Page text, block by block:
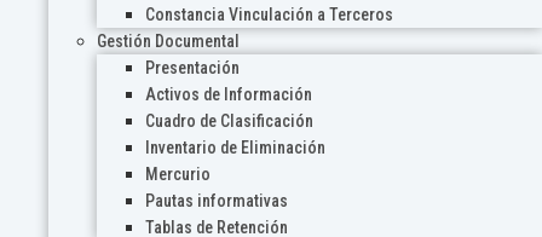
Constancia Vinculación a Terceros
Gestión Documental
Presentación
Activos de Información
Cuadro de Clasificación
Inventario de Eliminación
Mercurio
Pautas informativas
Tablas de Retención